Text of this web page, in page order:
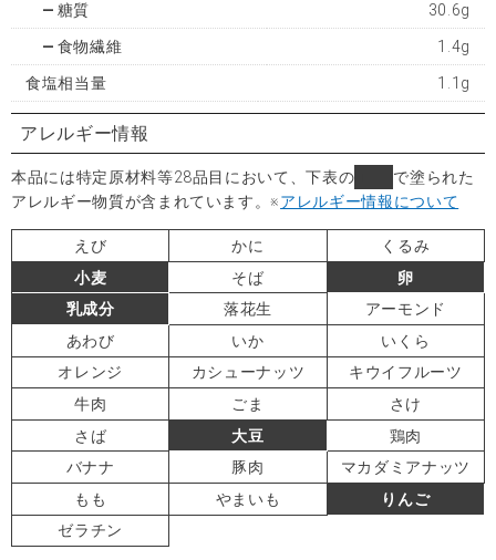
糖質 30.6g
食物繊維 1.4g
食塩相当量 1.1g
アレルギー情報
本品には特定原材料等28品目において、下表の
で塗られた
アレルギー物質が含まれています。※アレルギー情報について
えび かに
くるみ
小麦
そば
卵
乳成分
落花生
アーモンド
あわび
いか
いくら
オレンジ
カシューナッツ
キウイフルーツ
牛肉
ごま
さけ
さば
大豆
鶏肉
バナナ
豚肉
マカダミアナッツ
もも
やまいも
りんご
ゼラチン